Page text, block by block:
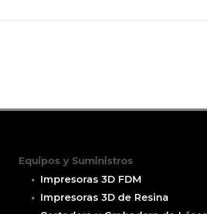
Equipos y Suministros
Impresoras 3D FDM
Impresoras 3D de Resina